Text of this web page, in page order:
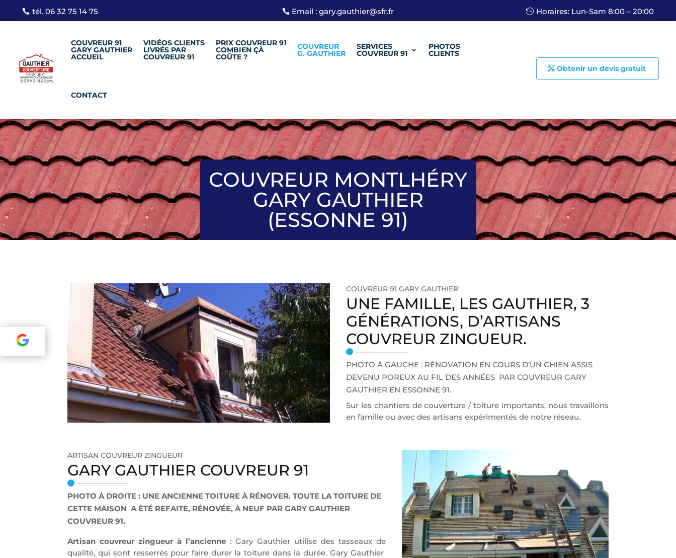
tél. 06 32 75 14 75 Email : gary.gauthier@sfr.fr Horaires: Lun-Sam 8:00 – 20:00
COUVREUR 91
GARY GAUTHIER
ACCUEIL
VIDÉOS CLIENTS
LIVRÉS PAR
COUVREUR 91
PRIX COUVREUR 91
COMBIEN ÇÀ
COÛTE ?
COUVREUR
G. GAUTHIER
SERVICES
COUVREUR 91
PHOTOS
CLIENTS
CONTACT
Obtenir un devis gratuit
COUVREUR MONTLHÉRY
GARY GAUTHIER
(ESSONNE 91)
COUVREUR 91 GARY GAUTHIER
UNE FAMILLE, LES GAUTHIER, 3
GÉNÉRATIONS, D’ARTISANS
COUVREUR ZINGUEUR.
PHOTO À GAUCHE : RÉNOVATION EN COURS D’UN CHIEN ASSIS
DEVENU POREUX AU FIL DES ANNÉES PAR COUVREUR GARY
GAUTHIER EN ESSONNE 91.
Sur les chantiers de couverture / toiture importants, nous travaillons
en famille ou avec des artisans expérimentés de notre réseau.
ARTISAN COUVREUR ZINGUEUR
GARY GAUTHIER COUVREUR 91
PHOTO À DROITE : UNE ANCIENNE TOITURE À RÉNOVER. TOUTE LA TOITURE DE
CETTE MAISON A ÉTÉ REFAITE, RÉNOVÉE, À NEUF PAR GARY GAUTHIER
COUVREUR 91.
Artisan couvreur zingueur à l’ancienne : Gary Gauthier utilise des tasseaux de
qualité, qui sont resserrés pour faire durer la toiture dans la durée. Gary Gauthier